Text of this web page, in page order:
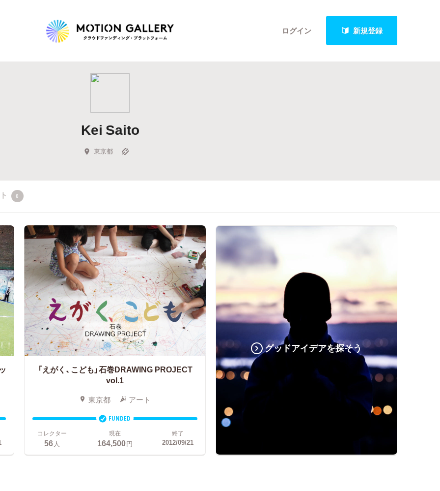
ログイン 新規登録
Highlight
Feature
キュレーターから探す
Kei Saito
東京都
0
「えがく、こども」石巻DRAWING PROJECT
vol.1
東京都 アート
FUNDED
コレクター
56人
現在
164,500円
終了
2012/09/21
グッドアイデアを探そう